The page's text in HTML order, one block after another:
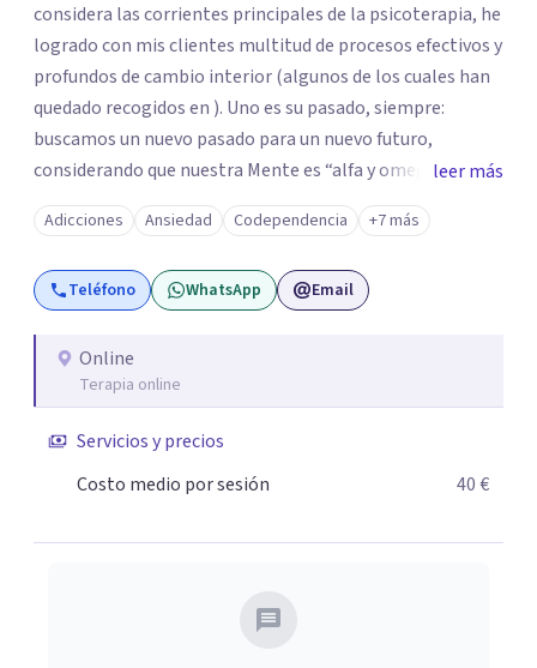
considera las corrientes principales de la psicoterapia, he
logrado con mis clientes multitud de procesos efectivos y
profundos de cambio interior (algunos de los cuales han
quedado recogidos en ). Uno es su pasado, siempre:
buscamos un nuevo pasado para un nuevo futuro,
considerando que nuestra Mente es “alfa y omega” de los
problemas de la personalidad. Los aspectos “sanos” de la
personalidad nos van a permitir afrontar y resolver los
“enfermos” (). Mi trabajo con los clientes facilita el
esclarecimiento del origen de los trastornos psíquicos, el
vivencia de cambios progresivos. Desde la aceptación, el
compromiso mutuo, y el aumento paulatino del campo
es Poder.
leer más
Adicciones Ansiedad Codependencia +7 más
Teléfono WhatsApp Email
Online
Terapia online
Servicios y precios
Costo medio por sesión
40 €